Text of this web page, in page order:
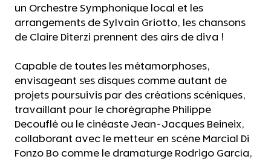
un Orchestre Symphonique local et les
arrangements de Sylvain Griotto, les chansons
de Claire Diterzi prennent des airs de diva !
Capable de toutes les métamorphoses,
envisageant ses disques comme autant de
projets poursuivis par des créations scéniques,
travaillant pour le chorégraphe Philippe
Decouflé ou le cinéaste Jean-Jacques Beineix,
collaborant avec le metteur en scène Marcial Di
Fonzo Bo comme le dramaturge Rodrigo García,